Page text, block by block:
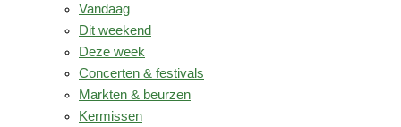
Vandaag
Dit weekend
Deze week
Concerten & festivals
Markten & beurzen
Kermissen